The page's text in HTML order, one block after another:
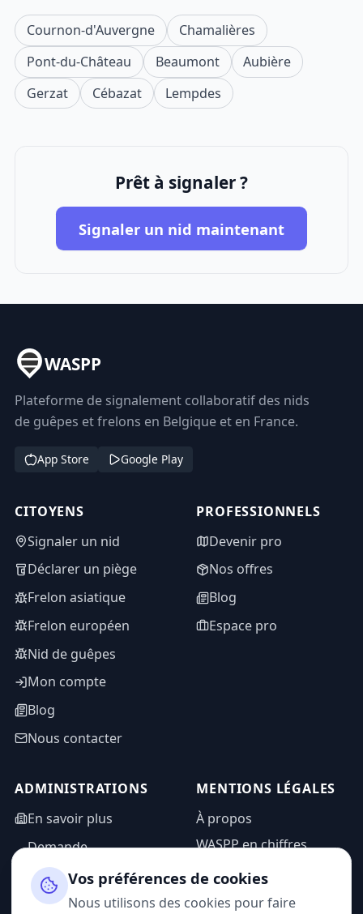
Cournon-d'Auvergne
Chamalières
Pont-du-Château
Beaumont
Aubière
Gerzat
Cébazat Lempdes
Prêt à signaler ?
Signaler un nid maintenant
WASPP
Plateforme de signalement collaboratif des nids
de guêpes et frelons en Belgique et en France.
App Store Google Play
CITOYENS
Signaler un nid
Déclarer un piège
Frelon asiatique
Frelon européen
Nid de guêpes
Mon compte
Blog
Nous contacter
PROFESSIONNELS
Devenir pro
Nos offres
Blog
Espace pro
ADMINISTRATIONS
En savoir plus
Demande
d'information
Espace admin
MENTIONS LÉGALES
À propos
WASPP en chiffres
Mentions légales
Politique de
Vos préférences de cookies
Nous utilisons des cookies pour faire